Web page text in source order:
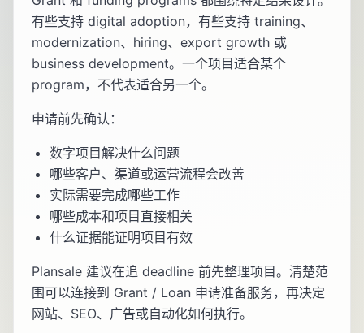
有些支持 digital adoption，有些支持 training、
modernization、hiring、export growth 或
business development。一个项目适合某个
program，不代表适合另一个。
申请前先确认：
数字项目解决什么问题
哪些客户、渠道或运营流程会改善
实际需要完成哪些工作
哪些成本和项目直接相关
什么证据能证明项目有效
Plansale 建议在追 deadline 前先整理项目。清楚范
围可以连接到 Grant / Loan 申请准备服务，再决定
网站、SEO、广告或自动化如何执行。